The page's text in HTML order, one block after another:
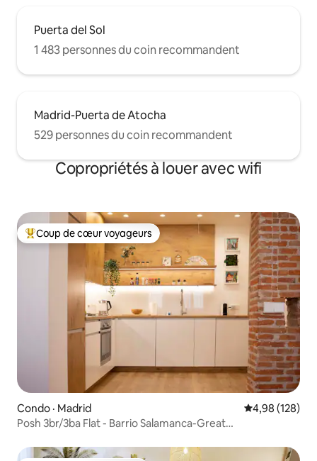
Puerta del Sol
1 483 personnes du coin recommandent
Madrid-Puerta de Atocha
529 personnes du coin recommandent
Copropriétés à louer avec wifi
Coup de cœur voyageurs parmi les plus aimés
Coup de cœur voyageurs
Condo · Madrid Note
4,98 (128)
Posh 3br/3ba Flat - Barrio Salamanca-Great